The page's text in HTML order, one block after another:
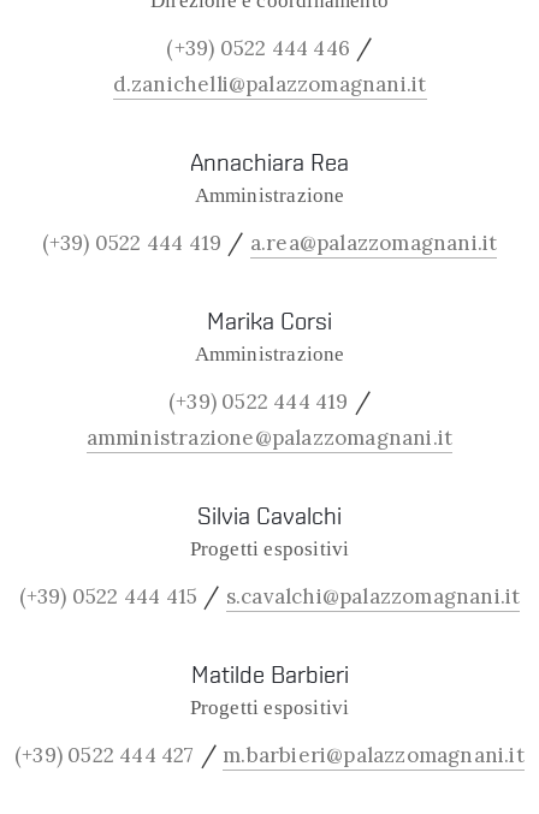
(+39) 0522 444 446 /
d.zanichelli@palazzomagnani.it
Annachiara Rea
Amministrazione
(+39) 0522 444 419 / a.rea@palazzomagnani.it
Marika Corsi
Amministrazione
(+39) 0522 444 419 /
amministrazione@palazzomagnani.it
Silvia Cavalchi
Progetti espositivi
(+39) 0522 444 415 / s.cavalchi@palazzomagnani.it
Matilde Barbieri
Progetti espositivi
(+39) 0522 444 427 / m.barbieri@palazzomagnani.it